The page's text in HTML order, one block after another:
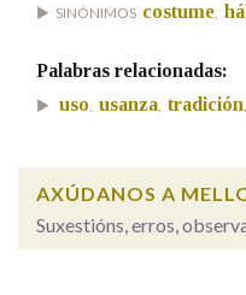
Contén
BUSCAR NO CONTIDO
Nas definicións
SINÓNIMOS costume,
Palabras relacionadas:
uso, usanza, tradición,
AXÚDANOS A
Suxestións, erros,